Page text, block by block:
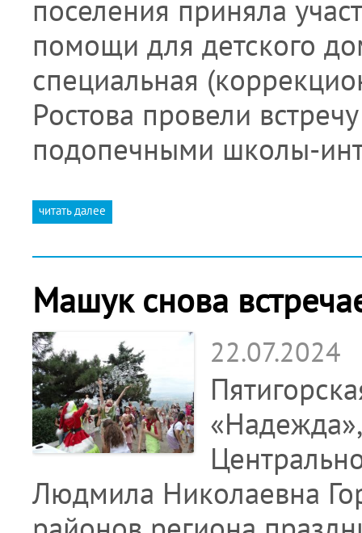
поселения приняла
помощи для детского
специальная
Ростова провели
подопечными школы-
читать далее
Машук снова
22.07.2024
Людмила Николаевна